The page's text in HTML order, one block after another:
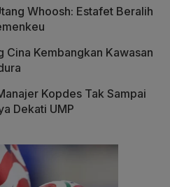
Whoosh: Estafet Beralih
Cina Kembangkan Kawasan
Kopdes Tak Sampai
Dekati UMP